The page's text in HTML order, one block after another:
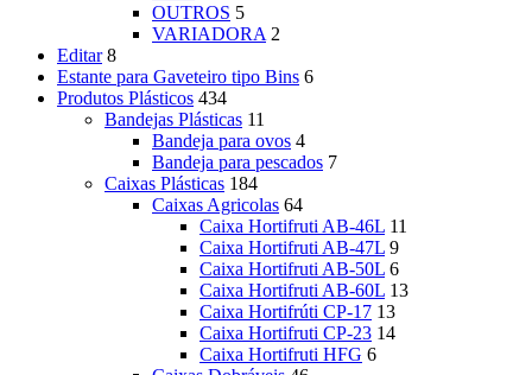
OUTROS 5
VARIADORA 2
Editar 8
Estante para Gaveteiro tipo Bins 6
Produtos Plásticos 434
Bandejas Plásticas 11
Bandeja para ovos 4
Bandeja para pescados 7
Caixas Plásticas 184
Caixas Agricolas 64
Caixa Hortifruti AB-46L 11
Caixa Hortifruti AB-47L 9
Caixa Hortifruti AB-50L 6
Caixa Hortifruti AB-60L 13
Caixa Hortifrúti CP-17 13
Caixa Hortifruti CP-23 14
Caixa Hortifruti HFG 6